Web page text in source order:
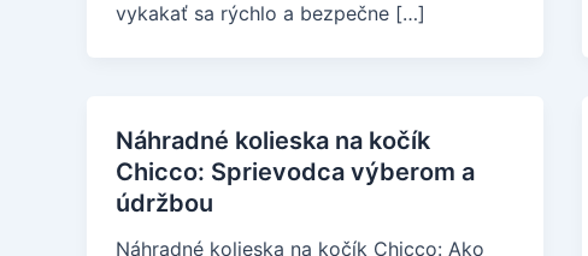
vykakať sa rýchlo a bezpečne […]
Náhradné kolieska na kočík
Chicco: Sprievodca výberom a
údržbou
Náhradné kolieska na kočík Chicco: Ako